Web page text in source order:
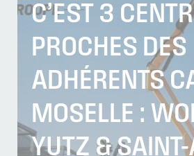
C’EST 3
PROCHES DES
ADHÉRENTS
MOSELLE :
YUTZ & SAINT-